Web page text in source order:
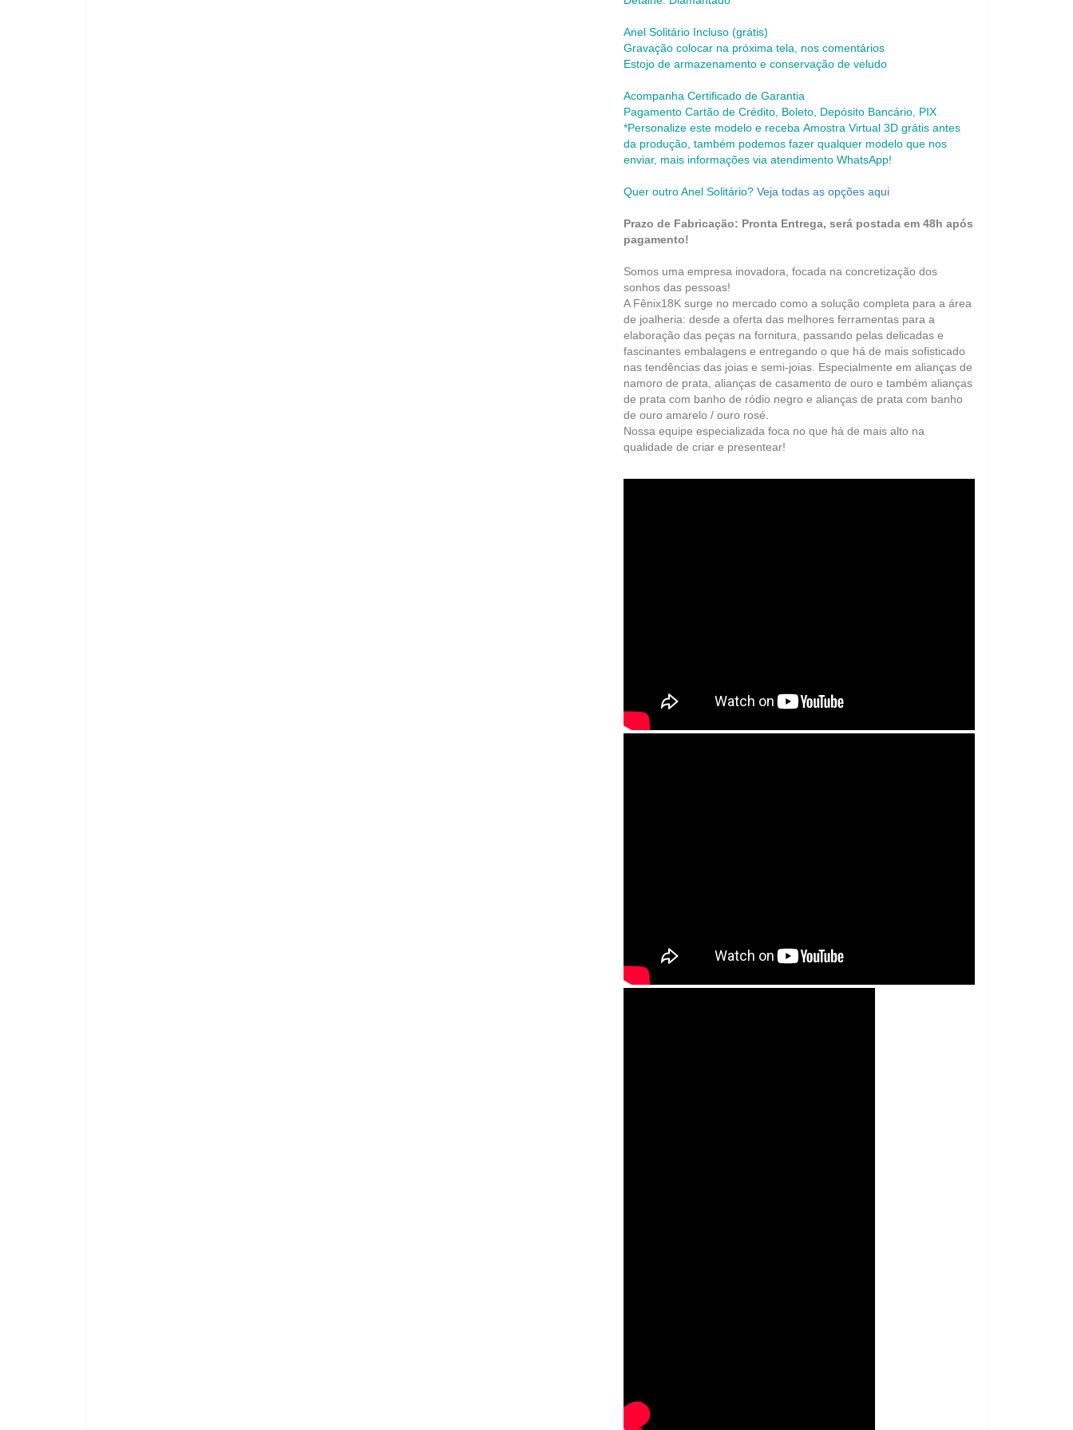
Anel Solitário Incluso (grátis)
Gravação colocar na próxima tela, nos comentários
Estojo de armazenamento e conservação de veludo
Acompanha Certificado de Garantia
Pagamento Cartão de Crédito, Boleto, Depósito Bancário, PIX
*Personalize este modelo e receba Amostra Virtual 3D grátis antes
da produção, também podemos fazer qualquer modelo que nos
enviar, mais informações via atendimento WhatsApp!
Quer outro Anel Solitário? Veja todas as opções aqui
Prazo de Fabricação: Pronta Entrega, será postada em 48h após
pagamento!
Somos uma empresa inovadora, focada na concretização dos
sonhos das pessoas!
A Fênix18K surge no mercado como a solução completa para a área
de joalheria: desde a oferta das melhores ferramentas para a
elaboração das peças na fornitura, passando pelas delicadas e
fascinantes embalagens e entregando o que há de mais sofisticado
nas tendências das joias e semi-joias. Especialmente em alianças de
namoro de prata, alianças de casamento de ouro e também alianças
de prata com banho de ródio negro e alianças de prata com banho
de ouro amarelo / ouro rosé
Nossa equipe especializada foca no que há de mais alto na
qualidade de criar e presentear!